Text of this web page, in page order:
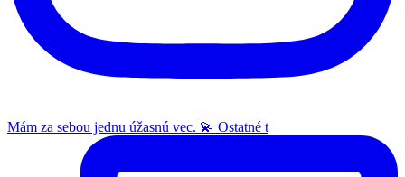
Mám za sebou jednu úžasnú vec. 💫 Ostatné t